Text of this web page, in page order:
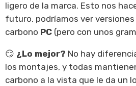
Eléctrica Bianchi E
Omnia Tipo Fx Batería 625WH
AGREGAR AL CARRITO
ligero de la marca. Esto nos
futuro, podríamos ver
carbono PC (pero con unos
😏 ¿Lo mejor? No hay
los montajes, y todas
carbono a la vista que le da un